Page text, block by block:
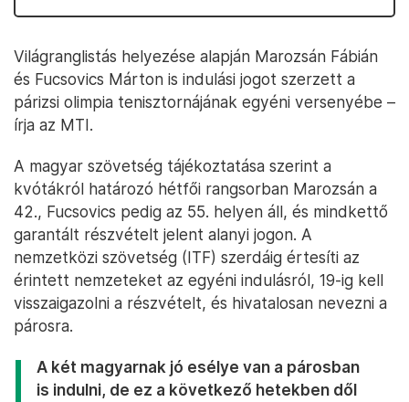
Világranglistás helyezése alapján Marozsán Fábián
és Fucsovics Márton is indulási jogot szerzett a
párizsi olimpia tenisztornájának egyéni versenyébe –
írja az MTI.
A magyar szövetség tájékoztatása szerint a
kvótákról határozó hétfői rangsorban Marozsán a
42., Fucsovics pedig az 55. helyen áll, és mindkettő
garantált részvételt jelent alanyi jogon. A
nemzetközi szövetség (ITF) szerdáig értesíti az
érintett nemzeteket az egyéni indulásról, 19-ig kell
visszaigazolni a részvételt, és hivatalosan nevezni a
párosra.
A két magyarnak jó esélye van a párosban
is indulni, de ez a következő hetekben dől